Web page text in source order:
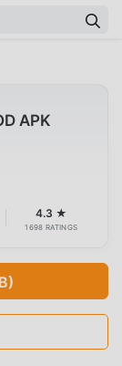
APK
4.3 ★
1698 RATINGS